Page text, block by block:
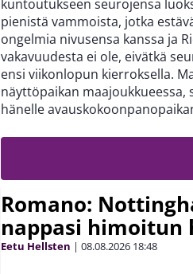
kuntoutukseen seurojensa
pienistä vammoista, jotka
ongelmia nivusensa kanssa ja
vakavuudesta ei ole, eivätkä
ensi viikonlopun kierroksella.
näyttöpaikan maajoukkueessa,
hänelle
Romano:
nappasi himoitun
Eetu Hellsten | 08.08.2026 18:48